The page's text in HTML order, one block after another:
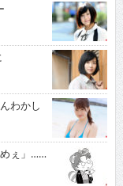
わかし
ぇ」……